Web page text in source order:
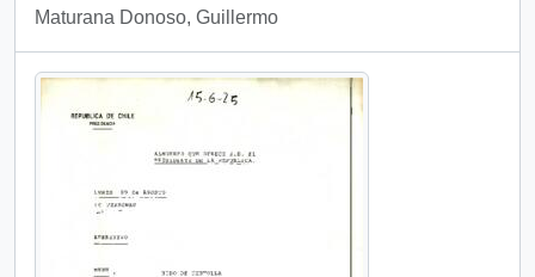
Maturana Donoso, Guillermo